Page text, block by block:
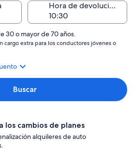
Hora de devolución
30 o mayor de 70 años.
cargo extra para los conductores jóvenes o
Buscar
los cambios de planes
alquileres de auto